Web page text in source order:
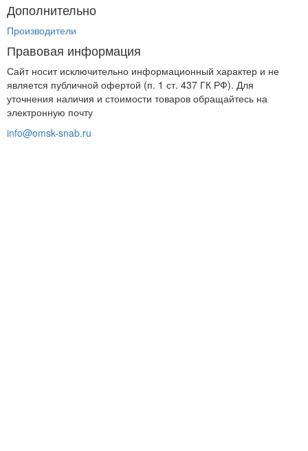
Дополнительно
Производители
Правовая информация
Сайт носит исключительно информационный характер и не
является публичной офертой (п. 1 ст. 437 ГК РФ). Для
уточнения наличия и стоимости товаров обращайтесь на
электронную почту
info@omsk-snab.ru